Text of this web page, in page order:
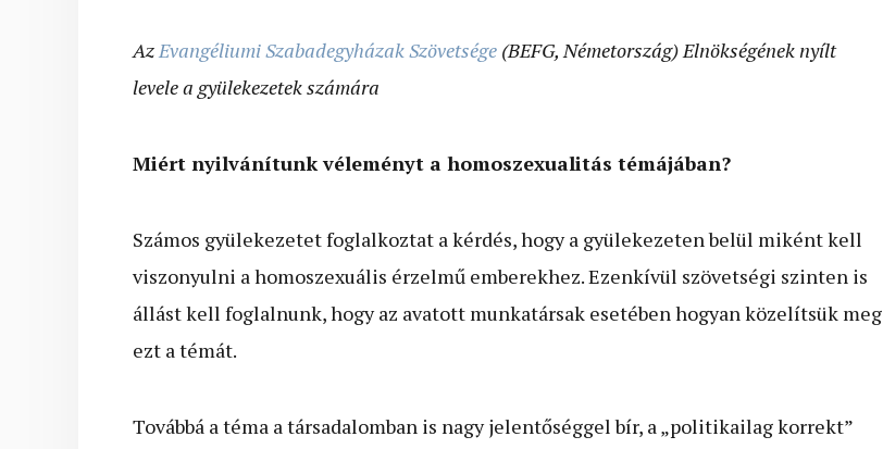
AzEvangéliumi Szabadegyházak Szövetsége (BEFG, Németország) Elnökségének nyílt
levele a gyülekezetek számára
Miért nyilvánítunk véleményt a homoszexualitás témájában?
Számos gyülekezetet foglalkoztat a kérdés, hogy a gyülekezeten belül miként kell
viszonyulni a homoszexuális érzelmű emberekhez. Ezenkívül szövetségi szinten is
állást kell foglalnunk, hogy az avatott munkatársak esetében hogyan közelítsük meg
ezt a témát.
Továbbá a téma a társadalomban is nagy jelentőséggel bír, a „politikailag korrekt”